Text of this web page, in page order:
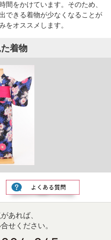
間をかけています。そのため、
できる着物が少なくなることが
をオススメします。
着物
あれば、
せください。